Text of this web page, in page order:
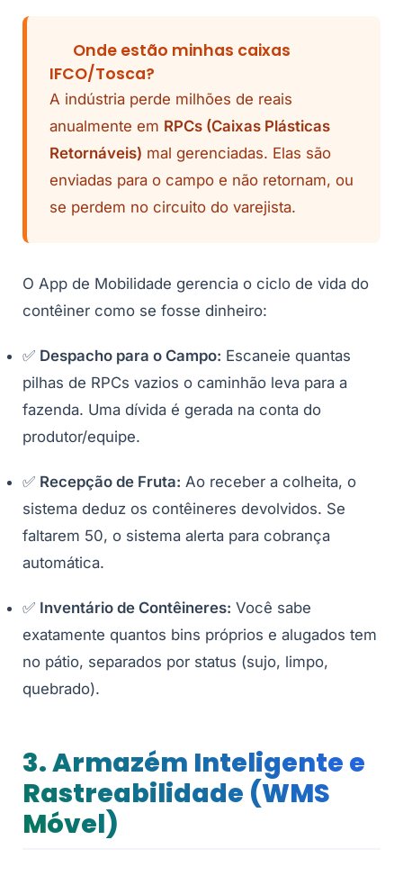
Onde estão minhas caixas
IFCO/Tosca?
A indústria perde milhões de reais
anualmente em RPCs (Caixas Plásticas
Retornáveis) mal gerenciadas. Elas são
enviadas para o campo e não retornam, ou
se perdem no circuito do varejista.
O App de Mobilidade gerencia o ciclo de vida do
contêiner como se fosse dinheiro:
✅ Despacho para o Campo: Escaneie quantas
pilhas de RPCs vazios o caminhão leva para a
fazenda. Uma dívida é gerada na conta do
produtor/equipe.
✅ Recepção de Fruta: Ao receber a colheita, o
sistema deduz os contêineres devolvidos. Se
faltarem 50, o sistema alerta para cobrança
automática.
✅ Inventário de Contêineres: Você sabe
exatamente quantos bins próprios e alugados tem
no pátio, separados por status (sujo, limpo,
quebrado).
3. Armazém Inteligente e
Rastreabilidade (WMS
Móvel)